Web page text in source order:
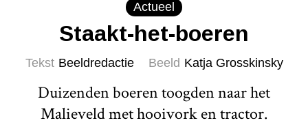
Actueel
Staakt-het-boeren
Tekst Beeldredactie Beeld Katja Grosskinsky
Duizenden boeren toogden naar het
Malieveld met hooivork en tractor.